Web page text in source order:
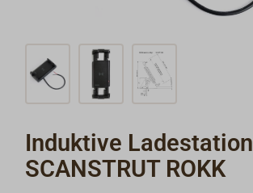
Induktive Ladestation
SCANSTRUT ROKK